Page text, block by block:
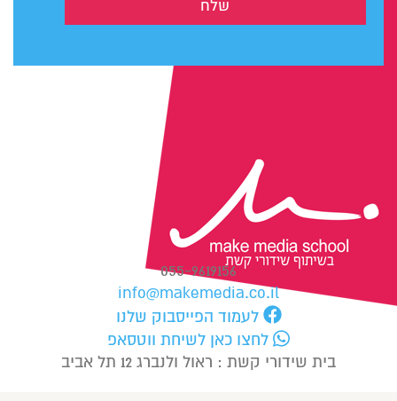
055-9619156
info@makemedia.co.il
​לעמוד הפייסבוק שלנו
לחצו כאן לשיחת ווטסאפ
​בית שידורי קשת : ראול ולנברג 12 תל אביב